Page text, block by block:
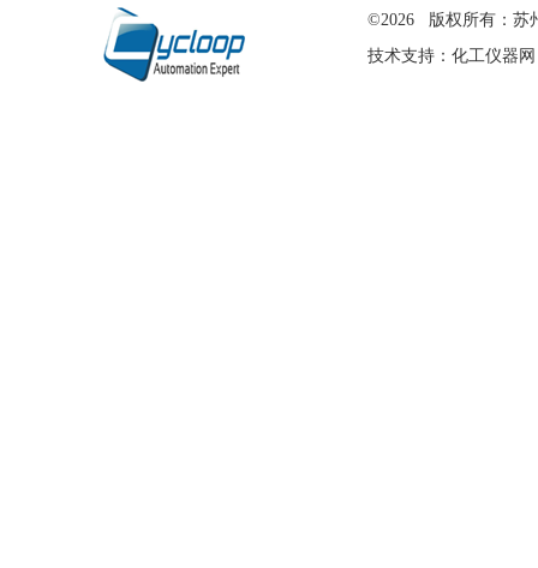
©2026 版权所有：苏
技术支持： 化工仪器网